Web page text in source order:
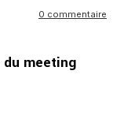
0 commentaire
meeting